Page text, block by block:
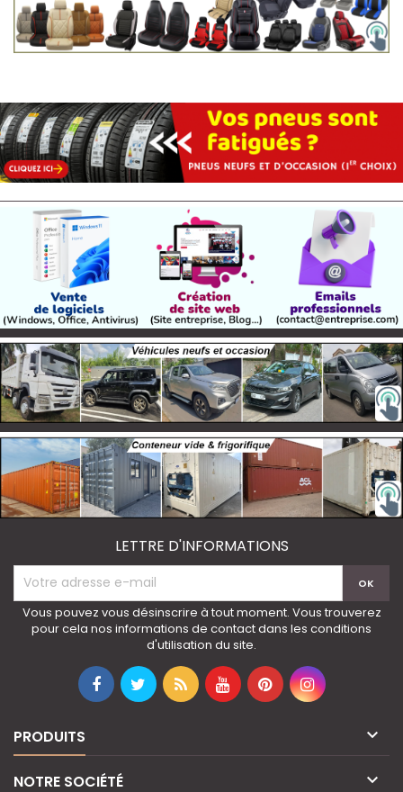
LETTRE D'INFORMATIONS
Vous pouvez vous désinscrire à tout moment. Vous trouverez
pour cela nos informations de contact dans les conditions
d'utilisation du site.
PRODUITS 
NOTRE SOCIÉTÉ 